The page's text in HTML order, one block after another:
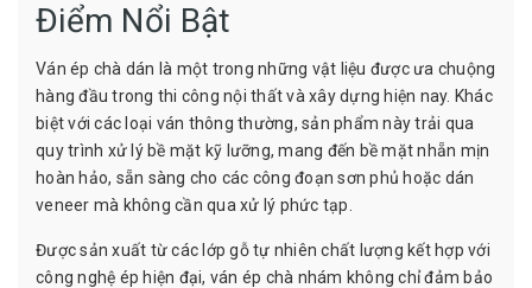
Điểm Nổi Bật
Ván ép chà dán là một trong những vật liệu được ưa chuộng
hàng đầu trong thi công nội thất và xây dựng hiện nay. Khác
biệt với các loại ván thông thường, sản phẩm này trải qua
quy trình xử lý bề mặt kỹ lưỡng, mang đến bề mặt nhẵn mịn
hoàn hảo, sẵn sàng cho các công đoạn sơn phủ hoặc dán
veneer mà không cần qua xử lý phức tạp.
Được sản xuất từ các lớp gỗ tự nhiên chất lượng kết hợp với
công nghệ ép hiện đại, ván ép chà nhám không chỉ đảm bảo